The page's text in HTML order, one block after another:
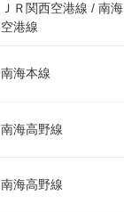
ＪＲ関西空港線 / 南海
空港線
南海本線
南海高野線
南海高野線